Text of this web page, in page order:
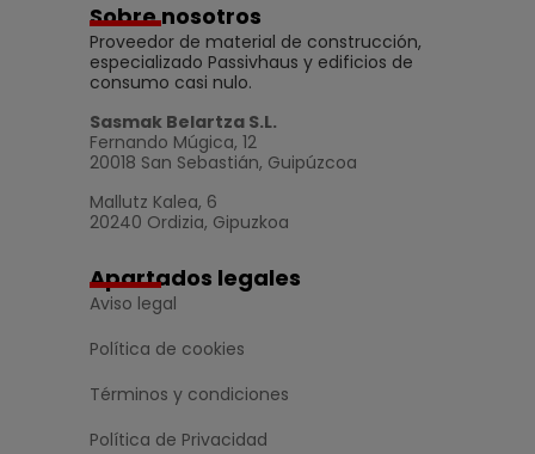
Sobre nosotros
Proveedor de material de construcción,
especializado Passivhaus y edificios de
consumo casi nulo.
Sasmak Belartza S.L.
Fernando Múgica, 12
20018 San Sebastián, Guipúzcoa
Mallutz Kalea, 6
20240 Ordizia, Gipuzkoa
Apartados legales
Aviso legal
Política de cookies
Términos y condiciones
Política de Privacidad